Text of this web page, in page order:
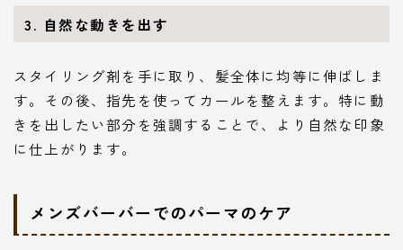
3. 自然な動きを出す
スタイリング剤を手に取り、髪全体に均等に伸ばしま
す。その後、指先を使ってカールを整えます。特に動
きを出したい部分を強調することで、より自然な印象
に仕上がります。
メンズバーバーでのパーマのケア